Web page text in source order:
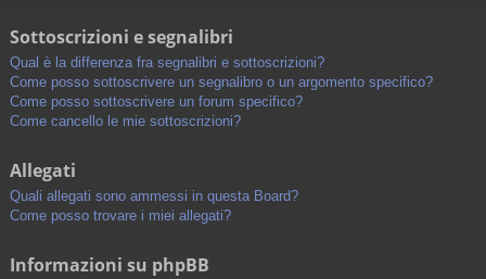
Sottoscrizioni e segnalibri
Qual è la differenza fra segnalibri e sottoscrizioni?
Come posso sottoscrivere un segnalibro o un argomento specifico?
Come posso sottoscrivere un forum specifico?
Come cancello le mie sottoscrizioni?
Allegati
Quali allegati sono ammessi in questa Board?
Come posso trovare i miei allegati?
Informazioni su phpBB